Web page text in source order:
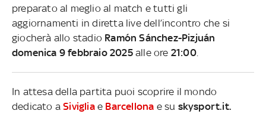
preparato al meglio al match e tutti gli
aggiornamenti in diretta live dell’incontro che si
giocherà allo stadio Ramón Sánchez-Pizjuán
domenica 9 febbraio 2025alle ore 21:00.
In attesa della partita puoi scoprire il mondo
dedicato aSivigliae Barcellona e su skysport.it.